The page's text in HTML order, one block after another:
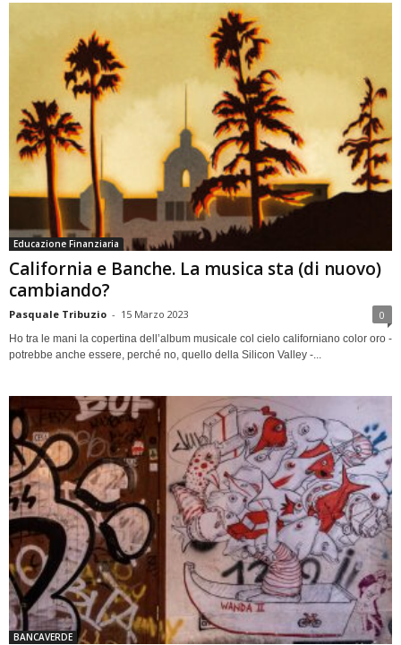
Educazione Finanziaria
California e Banche. La musica sta (di nuovo)
cambiando?
Pasquale Tribuzio - 15 Marzo 2023 0
Ho tra le mani la copertina dell’album musicale col cielo californiano color oro -
potrebbe anche essere, perché no, quello della Silicon Valley -...
BANCAVERDE